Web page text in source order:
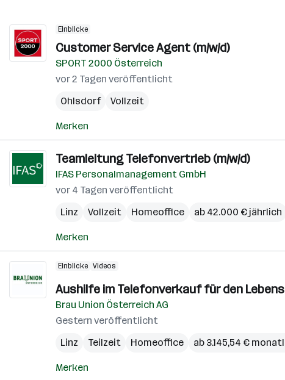
Oberösterreich
Einblicke
Customer Service Agent (m/w/d)
SPORT 2000 Österreich
vor 2 Tagen veröffentlicht
Ohlsdorf
Vollzeit
Merken
Teamleitung Telefonvertrieb (m/w/d)
IFAS Personalmanagement GmbH
vor 4 Tagen veröffentlicht
Linz
Vollzeit Homeoffice ab 42.000 € jährlich
Merken
Einblicke Videos
Aushilfe im Telefonverkauf für den
Brau Union Österreich AG
Gestern veröffentlicht
Linz
Teilzeit Homeoffice ab 3.145,54 €
Merken